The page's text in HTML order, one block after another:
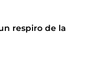
respiro de la